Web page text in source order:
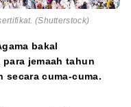
(Shutterstock)
bakal
jemaah tahun
secara cuma-cuma.